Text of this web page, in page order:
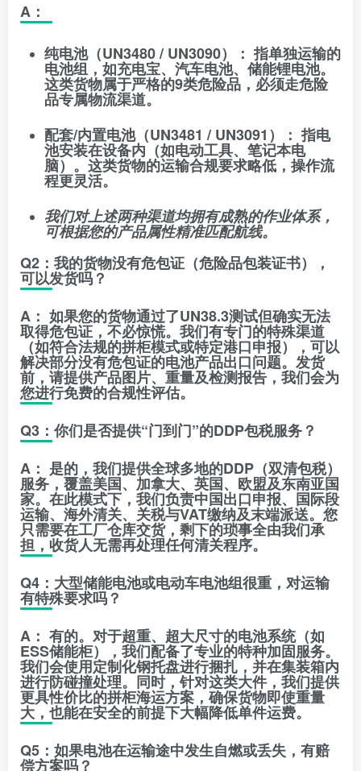
A：
纯电池（UN3480 / UN3090）： 指单独运输的
电池组，如充电宝、汽车电池、储能锂电池。
这类货物属于严格的9类危险品，必须走危险
品专属物流渠道。
配套/内置电池（UN3481 / UN3091）： 指电
池安装在设备内（如电动工具、笔记本电
脑）。这类货物的运输合规要求略低，操作流
程更灵活。
我们对上述两种渠道均拥有成熟的作业体系，
可根据您的产品属性精准匹配航线。
​Q2：我的货物没有危包证（危险品包装证书），
可以发货吗？
A： 如果您的货物通过了UN38.3测试但确实无法
取得危包证，不必惊慌。我们有专门的特殊渠道
（如符合法规的拼柜模式或特定港口申报） ，可以
解决部分没有危包证的电池产品出口问题。发货
前，请提供产品图片、重量及检测报告，我们会为
您进行免费的合规性评估。
​Q3：你们是否提供“门到门”的DDP包税服务？
A： 是的，我们提供全球多地的DDP（双清包税）
服务，覆盖美国、加拿大、英国、欧盟及东南亚国
家。在此模式下，我们负责中国出口申报、国际段
运输、海外清关、关税与VAT缴纳及末端派送。您
只需要在工厂仓库交货，剩下的琐事全由我们承
担，收货人无需再处理任何清关程序。
​Q4：大型储能电池或电动车电池组很重，对运输
有特殊要求吗？
A： 有的。对于超重、超大尺寸的电池系统（如
ESS储能柜），我们配备了专业的特种加固服务。
我们会使用定制化钢托盘进行捆扎，并在集装箱内
进行防碰撞处理。同时，针对这类大件，我们提供
更具性价比的拼柜海运方案，确保货物即使重量
大，也能在安全的前提下大幅降低单件运费。
​Q5：如果电池在运输途中发生自燃或丢失，有赔
偿方案吗？